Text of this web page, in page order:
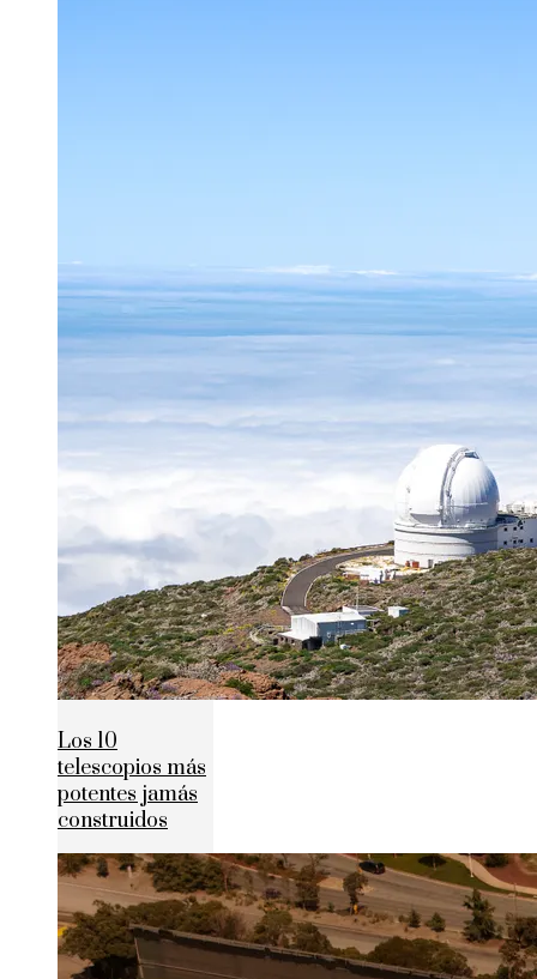
Los 10
telescopios más
potentes jamás
construidos